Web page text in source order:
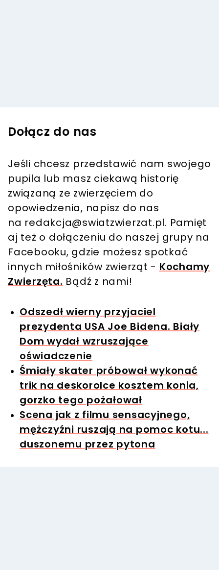
Dołącz do nas
Jeśli chcesz przedstawić nam swojego
pupila lub masz ciekawą historię
związaną ze zwierzęciem do
opowiedzenia, napisz do nas
na redakcja@swiatzwierzat.pl. Pamięt
aj też o dołączeniu do naszej grupy na
Facebooku, gdzie możesz spotkać
innych miłośników zwierząt - Kochamy
Zwierzęta. Bądź z nami!
Odszedł wierny przyjaciel
prezydenta USA Joe Bidena. Biały
Dom wydał wzruszające
oświadczenie
Śmiały skater próbował wykonać
trik na deskorolce kosztem konia,
gorzko tego pożałował
Scena jak z filmu sensacyjnego,
mężczyźni ruszają na pomoc kotu...
duszonemu przez pytona